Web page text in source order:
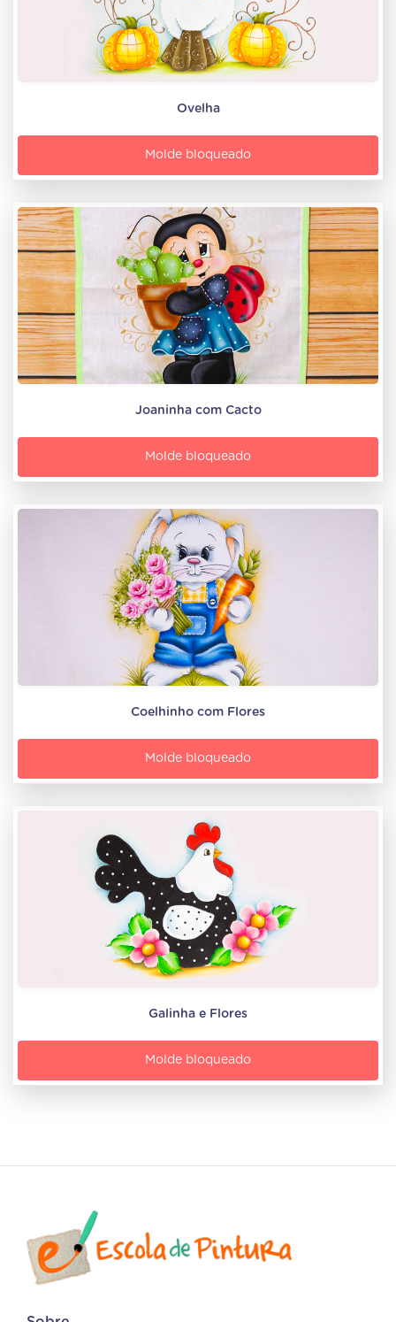
Ovelha
Molde bloqueado
Joaninha com Cacto
Molde bloqueado
Coelhinho com Flores
Molde bloqueado
Galinha e Flores
Molde bloqueado